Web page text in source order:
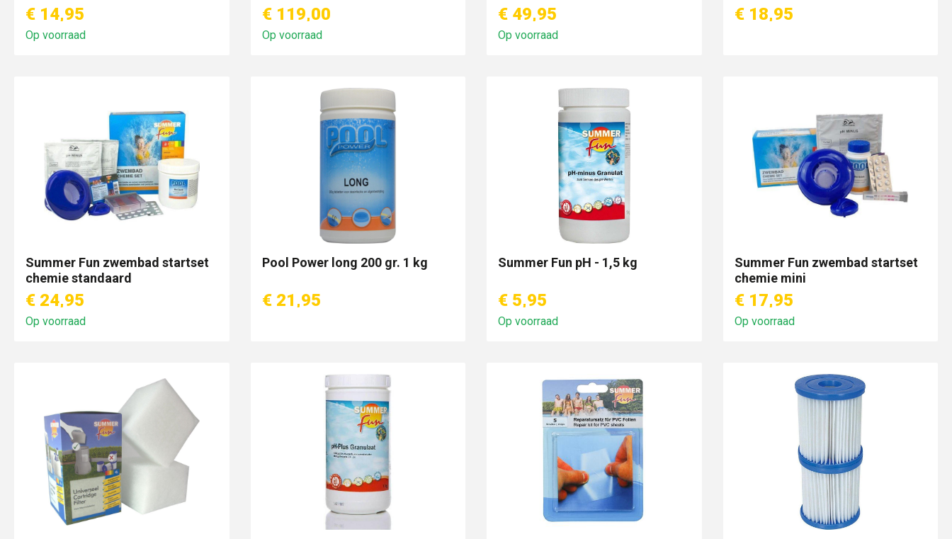
€ 14,95
Op voorraad
€ 119,00
Op voorraad
€ 49,95
Op voorraad
€ 18,95
Summer Fun zwembad startset
chemie standaard
€ 24,95
Op voorraad
Pool Power long 200 gr. 1 kg
€ 21,95
Summer Fun pH - 1,5 kg
€ 5,95
Op voorraad
Summer Fun zwembad startset
chemie mini
€ 17,95
Op voorraad